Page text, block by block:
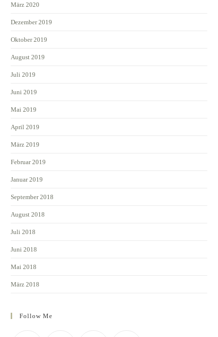
März 2020
Dezember 2019
Oktober 2019
August 2019
Juli 2019
Juni 2019
Mai 2019
April 2019
März 2019
Februar 2019
Januar 2019
September 2018
August 2018
Juli 2018
Juni 2018
Mai 2018
März 2018
Follow Me